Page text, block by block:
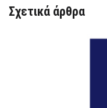
Σχετικά άρθρα